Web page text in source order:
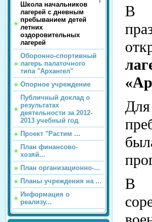
Школа начальников
лагерей с дневным
пребыванием детей
летних
оздоровительных
лагерей
Оборонно-спортивный
лагерь палаточного
типа "Архангел"
Опорное учреждение
Публичный доклад о
результатах
деятельности за 2012-
2013 учебный год
Проект "Растим ...
План финансово-
хозяй...
План организационно-...
Планы учреждения на ...
Информация о
реализу...
В
В